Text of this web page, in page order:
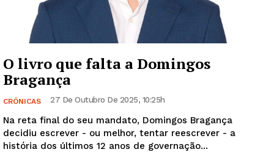
O livro que falta a Domingos
Bragança
CRÓNICAS 27 De Outubro De 2025, 10:25h
Na reta final do seu mandato, Domingos Bragança
decidiu escrever - ou melhor, tentar reescrever - a
história dos últimos 12 anos de governação...